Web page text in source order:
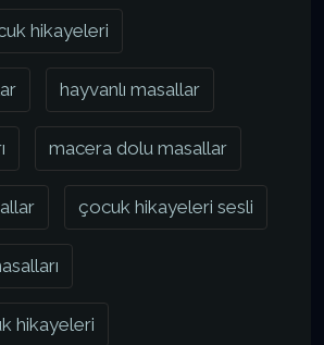
hikayeleri
hayvanlı masallar
macera dolu masallar
çocuk hikayeleri sesli
hikayeleri